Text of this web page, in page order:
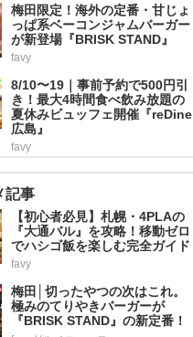
梅田限定！海外の定番・甘じょ
っぱ系ベーコンジャムバーガー
が新登場『BRISK STAND』
favy
8/10〜19｜事前予約で500円引
き！最大4時間食べ飲み放題の
夏休みビュッフェ開催『reDine
広島』
favy
記事
【初心者必見】札幌・4PLAの
『大通バル』を攻略！移動ゼロ
でハシゴ飯を楽しむ完全ガイド
favy
梅田│切ったやつの次はこれ。
極みのてりやきバーガーが
『BRISK STAND』の新定番！